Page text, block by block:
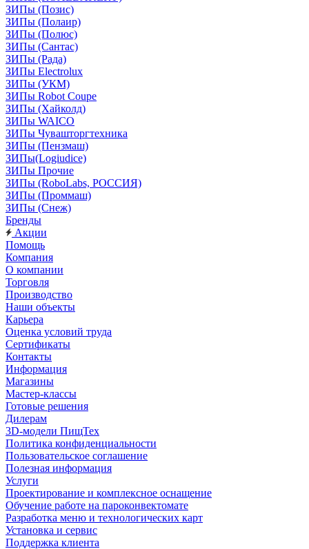
ЗИПы (Позис)
ЗИПы (Полаир)
ЗИПы (Полюс)
ЗИПы (Сантас)
ЗИПы (Рада)
ЗИПы Electrolux
ЗИПы (УКМ)
ЗИПы Robot Coupe
ЗИПы (Хайколд)
ЗИПы WAICO
ЗИПы Чувашторгтехника
ЗИПы (Пензмаш)
ЗИПы(Logiudice)
ЗИПы Прочие
ЗИПы (RoboLabs, РОССИЯ)
ЗИПы (Проммаш)
ЗИПы (Снеж)
Бренды
Акции
Помощь
Компания
О компании
Торговля
Производство
Наши объекты
Карьера
Оценка условий труда
Сертификаты
Контакты
Информация
Магазины
Мастер-классы
Готовые решения
Дилерам
3D-модели ПищТех
Политика конфиденциальности
Пользовательское соглашение
Полезная информация
Услуги
Проектирование и комплексное оснащение
Обучение работе на пароконвектомате
Разработка меню и технологических карт
Установка и сервис
Поддержка клиента